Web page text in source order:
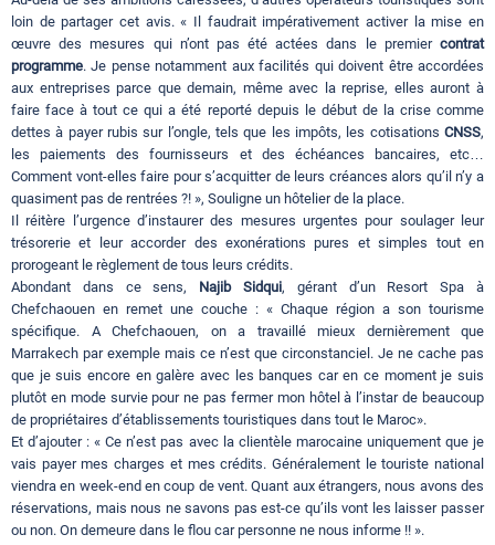
loin de partager cet avis. « Il faudrait impérativement activer la mise en
œuvre des mesures qui n’ont pas été actées dans le premier contrat
programme. Je pense notamment aux facilités qui doivent être accordées
aux entreprises parce que demain, même avec la reprise, elles auront à
faire face à tout ce qui a été reporté depuis le début de la crise comme
dettes à payer rubis sur l’ongle, tels que les impôts, les cotisations CNSS,
les paiements des fournisseurs et des échéances bancaires, etc…
Comment vont-elles faire pour s’acquitter de leurs créances alors qu’il n’y a
quasiment pas de rentrées ?! », Souligne un hôtelier de la place.
Il réitère l’urgence d’instaurer des mesures urgentes pour soulager leur
trésorerie et leur accorder des exonérations pures et simples tout en
prorogeant le règlement de tous leurs crédits.
Abondant dans ce sens, Najib Sidqui, gérant d’un Resort Spa à
Chefchaouen en remet une couche : « Chaque région a son tourisme
spécifique. A Chefchaouen, on a travaillé mieux dernièrement que
Marrakech par exemple mais ce n’est que circonstanciel. Je ne cache pas
que je suis encore en galère avec les banques car en ce moment je suis
plutôt en mode survie pour ne pas fermer mon hôtel à l’instar de beaucoup
de propriétaires d’établissements touristiques dans tout le Maroc».
Et d’ajouter : « Ce n’est pas avec la clientèle marocaine uniquement que je
vais payer mes charges et mes crédits. Généralement le touriste national
viendra en week-end en coup de vent. Quant aux étrangers, nous avons des
réservations, mais nous ne savons pas est-ce qu’ils vont les laisser passer
ou non. On demeure dans le flou car personne ne nous informe !! ».